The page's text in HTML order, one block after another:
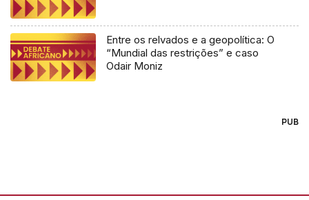
Entre os relvados e a geopolítica: O
“Mundial das restrições” e caso
Odair Moniz
PUB